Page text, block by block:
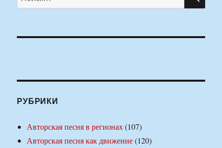
РУБРИКИ
Авторская песня в регионах(107)
Авторская песня как движение(120)